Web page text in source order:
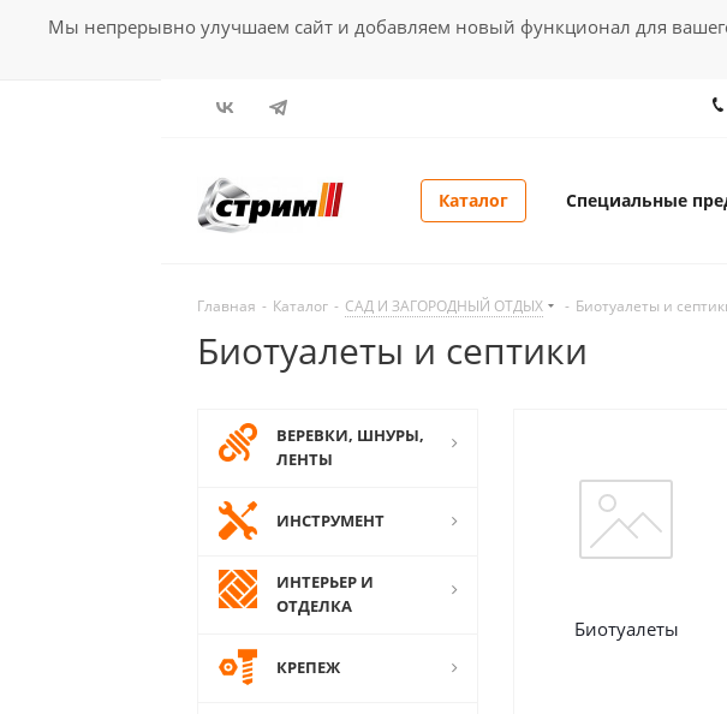
Мы непрерывно улучшаем сайт и добавляем новый функционал для
Каталог Специальные
Главная - Каталог - САД И ЗАГОРОДНЫЙ ОТДЫХ - Биотуалеты и
Биотуалеты и септики
Биотуалеты
ВЕРЕВКИ, ШНУРЫ,
ЛЕНТЫ
ИНСТРУМЕНТ
ИНТЕРЬЕР И
ОТДЕЛКА
КРЕПЕЖ